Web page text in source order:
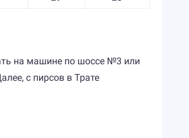
на машине по шоссе №3 или
с пирсов в Трате